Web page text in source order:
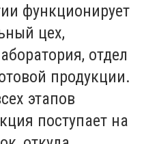
функционирует
цех,
отдел
продукции.
этапов
поступает на